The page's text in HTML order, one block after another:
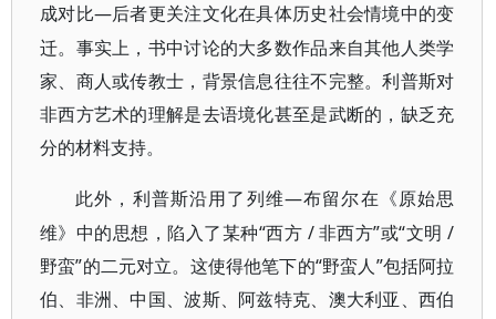
成对比—后者更关注文化在具体历史社会情境中的变
迁。事实上，书中讨论的大多数作品来自其他人类学
家、商人或传教士，背景信息往往不完整。利普斯对
非西方艺术的理解是去语境化甚至是武断的，缺乏充
分的材料支持。
此外，利普斯沿用了列维—布留尔在《原始思
维》中的思想，陷入了某种“西方 / 非西方”或“文明 /
野蛮”的二元对立。这使得他笔下的“野蛮人”包括阿拉
伯、非洲、中国、波斯、阿兹特克、澳大利亚、西伯